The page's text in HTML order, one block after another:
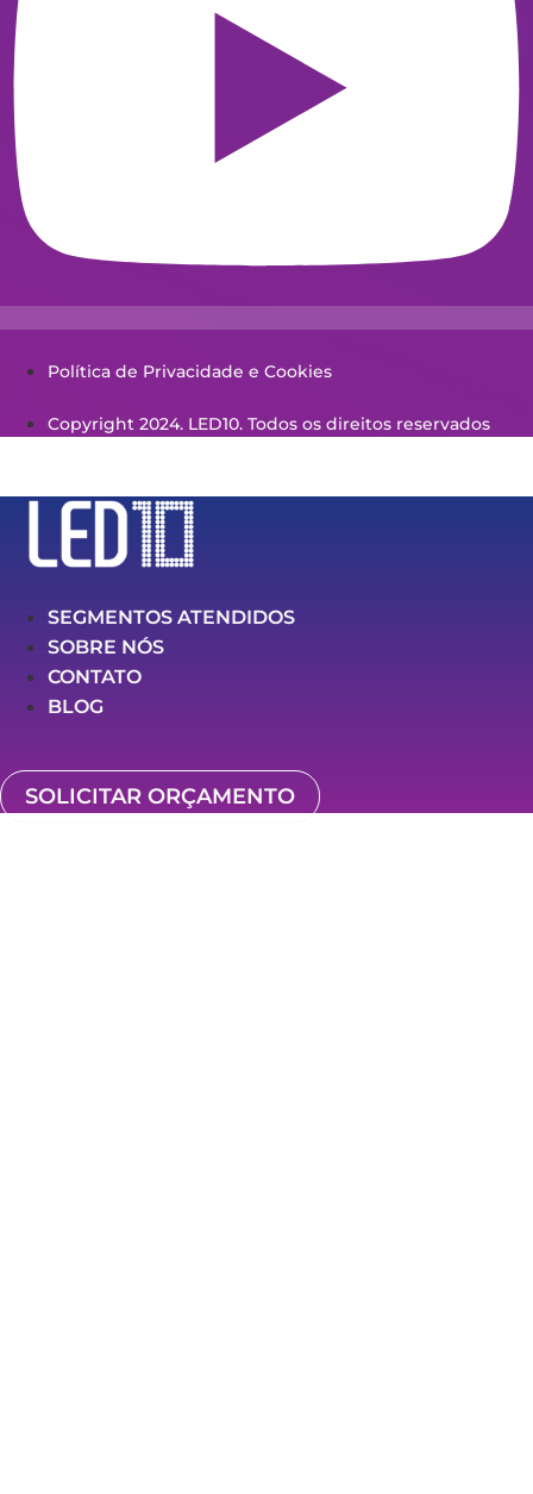
Política de Privacidade e Cookies
Copyright 2024. LED10. Todos os direitos reservados
SEGMENTOS ATENDIDOS
SOBRE NÓS
CONTATO
BLOG
SOLICITAR ORÇAMENTO